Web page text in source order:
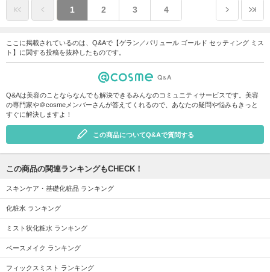
1 2 3 4
ここに掲載されているのは、Q&Aで【ゲラン／パリュール ゴールド セッティング ミス
ト】に関する投稿を抜粋したものです。
Q&Aは美容のことならなんでも解決できるみんなのコミュニティサービスです。美容
の専門家や＠cosmeメンバーさんが答えてくれるので、あなたの疑問や悩みもきっと
すぐに解決しますよ！
この商品についてQ&Aで質問する
この商品の関連ランキングもCHECK！
スキンケア・基礎化粧品 ランキング
化粧水 ランキング
ミスト状化粧水 ランキング
ベースメイク ランキング
フィックスミスト ランキング